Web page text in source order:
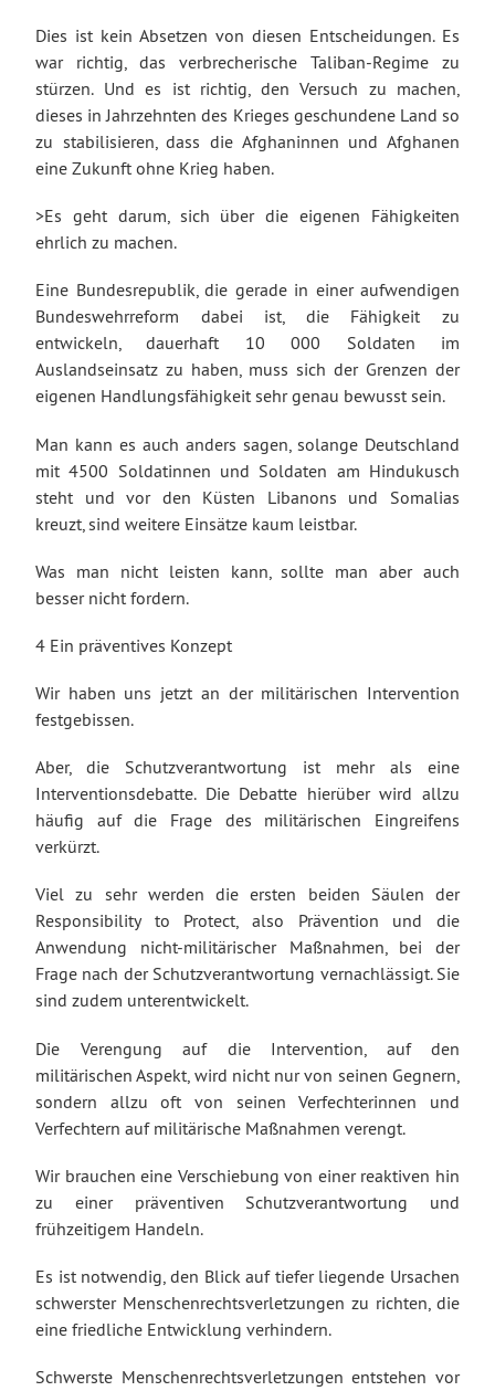
Dies ist kein Absetzen von diesen Entscheidungen. Es
war richtig, das verbrecherische Taliban-Regime zu
stürzen. Und es ist richtig, den Versuch zu machen,
dieses in Jahrzehnten des Krieges geschundene Land so
zu stabilisieren, dass die Afghaninnen und Afghanen
eine Zukunft ohne Krieg haben.
>Es geht darum, sich über die eigenen Fähigkeiten
ehrlich zu machen.
Eine Bundesrepublik, die gerade in einer aufwendigen
Bundeswehrreform dabei ist, die Fähigkeit zu
entwickeln, dauerhaft 10 000 Soldaten im
Auslandseinsatz zu haben, muss sich der Grenzen der
eigenen Handlungsfähigkeit sehr genau bewusst sein.
Man kann es auch anders sagen, solange Deutschland
mit 4500 Soldatinnen und Soldaten am Hindukusch
steht und vor den Küsten Libanons und Somalias
kreuzt, sind weitere Einsätze kaum leistbar.
Was man nicht leisten kann, sollte man aber auch
besser nicht fordern.
4 Ein präventives Konzept
Wir haben uns jetzt an der militärischen Intervention
festgebissen.
Aber, die Schutzverantwortung ist mehr als eine
Interventionsdebatte. Die Debatte hierüber wird allzu
häufig auf die Frage des militärischen Eingreifens
verkürzt.
Viel zu sehr werden die ersten beiden Säulen der
Responsibility to Protect, also Prävention und die
Anwendung nicht-militärischer Maßnahmen, bei der
Frage nach der Schutzverantwortung vernachlässigt. Sie
sind zudem unterentwickelt.
Die Verengung auf die Intervention, auf den
militärischen Aspekt, wird nicht nur von seinen Gegnern,
sondern allzu oft von seinen Verfechterinnen und
Verfechtern auf militärische Maßnahmen verengt.
Wir brauchen eine Verschiebung von einer reaktiven hin
zu einer präventiven Schutzverantwortung und
frühzeitigem Handeln.
Es ist notwendig, den Blick auf tiefer liegende Ursachen
schwerster Menschenrechtsverletzungen zu richten, die
eine friedliche Entwicklung verhindern.
Schwerste Menschenrechtsverletzungen entstehen vor